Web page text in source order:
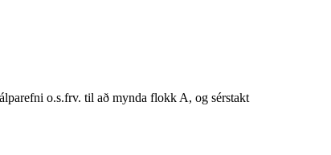
o.s.frv. til að mynda flokk A, og sérstakt